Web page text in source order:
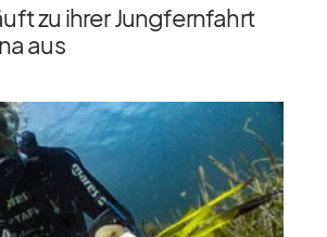
zu ihrer Jungfernfahrt
aus